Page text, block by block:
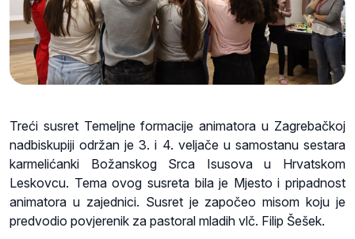
Treći susret Temeljne formacije animatora u Zagrebačkoj
nadbiskupiji održan je 3. i 4. veljače u samostanu sestara
karmelićanki Božanskog Srca Isusova u Hrvatskom
Leskovcu. Tema ovog susreta bila je Mjesto i pripadnost
animatora u zajednici. Susret je započeo misom koju je
predvodio povjerenik za pastoral mladih vlč. Filip Šešek.